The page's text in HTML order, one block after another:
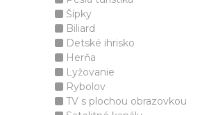
Šípky
Biliard
Detské ihrisko
Herňa
Lyžovanie
Rybolov
TV s plochou obrazovkou